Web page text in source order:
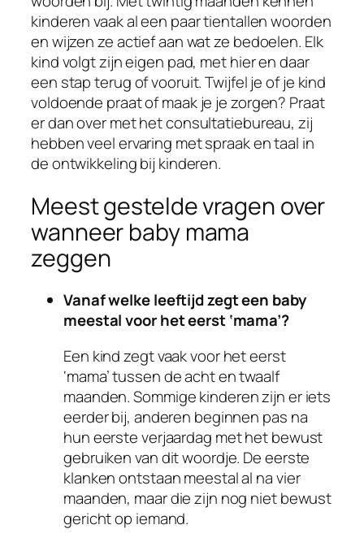
kinderen vaak al een paar tientallen woorden
en wijzen ze actief aan wat ze bedoelen. Elk
kind volgt zijn eigen pad, met hier en daar
een stap terug of vooruit. Twijfel je of je kind
voldoende praat of maak je je zorgen? Praat
er dan over met het consultatiebureau, zij
hebben veel ervaring met spraak en taal in
de ontwikkeling bij kinderen.
Meest gestelde vragen over
wanneer baby mama
zeggen
Vanaf welke leeftijd zegt een baby
meestal voor het eerst ‘mama’?
Een kind zegt vaak voor het eerst
‘mama’ tussen de acht en twaalf
maanden. Sommige kinderen zijn er iets
eerder bij, anderen beginnen pas na
hun eerste verjaardag met het bewust
gebruiken van dit woordje. De eerste
klanken ontstaan meestal al na vier
maanden, maar die zijn nog niet bewust
gericht op iemand.